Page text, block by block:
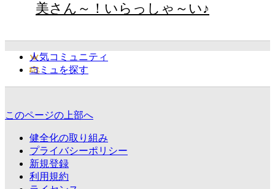
美さん～！いらっしゃ～い♪
人気コミュニティ
コミュを探す
このページの上部へ
健全化の取り組み
プライバシーポリシー
新規登録
利用規約